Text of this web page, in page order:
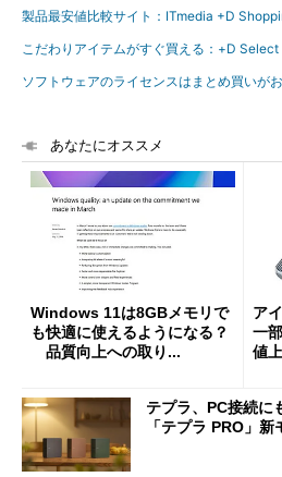
製品最安値比較サイト：ITmedia +D
こだわりアイテムがすぐ買える：+D Select
ソフトウェアのライセンスはまとめ買いが
あなたにオススメ
Windows 11は8GBメモリで
も快適に使えるようになる？
品質向上への取り...
ア
一
値
テプラ、PC接続に
「テプラ PRO」新